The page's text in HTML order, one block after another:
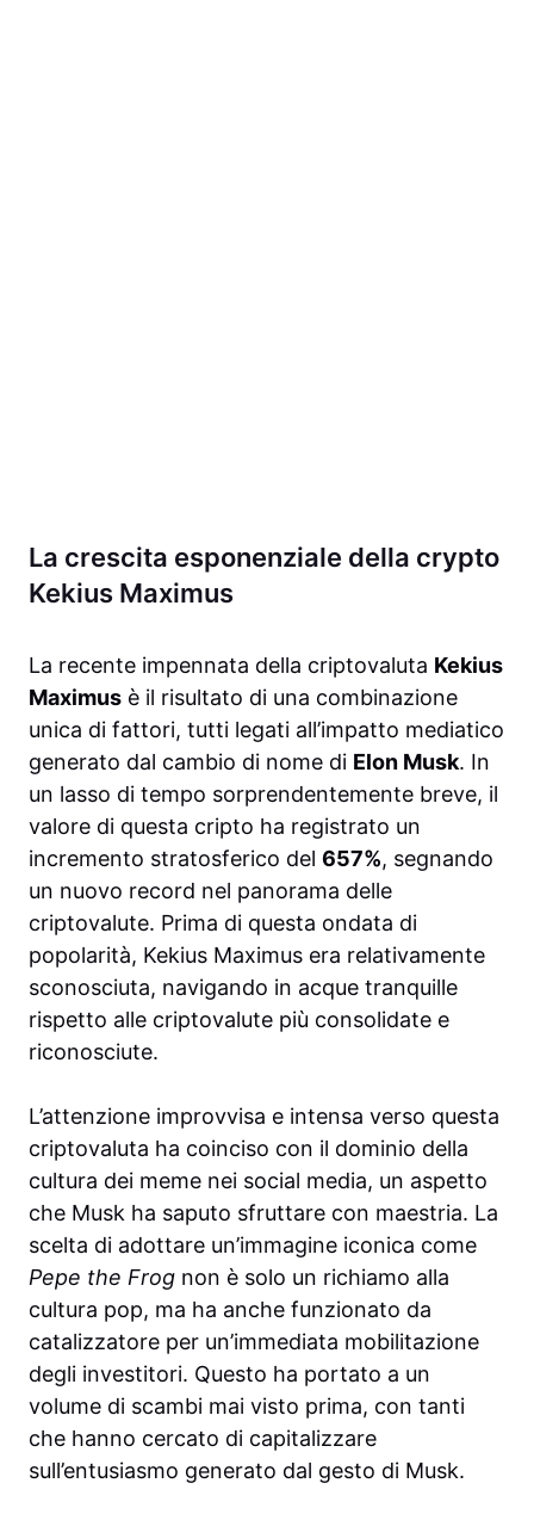
La crescita esponenziale della crypto
Kekius Maximus
La recente impennata della criptovaluta Kekius
Maximus è il risultato di una combinazione
unica di fattori, tutti legati all’impatto mediatico
generato dal cambio di nome di Elon Musk. In
un lasso di tempo sorprendentemente breve, il
valore di questa cripto ha registrato un
incremento stratosferico del 657%, segnando
un nuovo record nel panorama delle
criptovalute. Prima di questa ondata di
popolarità, Kekius Maximus era relativamente
sconosciuta, navigando in acque tranquille
rispetto alle criptovalute più consolidate e
riconosciute.
L’attenzione improvvisa e intensa verso questa
criptovaluta ha coinciso con il dominio della
cultura dei meme nei social media, un aspetto
che Musk ha saputo sfruttare con maestria. La
scelta di adottare un’immagine iconica come
Pepe the Frog non è solo un richiamo alla
cultura pop, ma ha anche funzionato da
catalizzatore per un’immediata mobilitazione
degli investitori. Questo ha portato a un
volume di scambi mai visto prima, con tanti
che hanno cercato di capitalizzare
sull’entusiasmo generato dal gesto di Musk.